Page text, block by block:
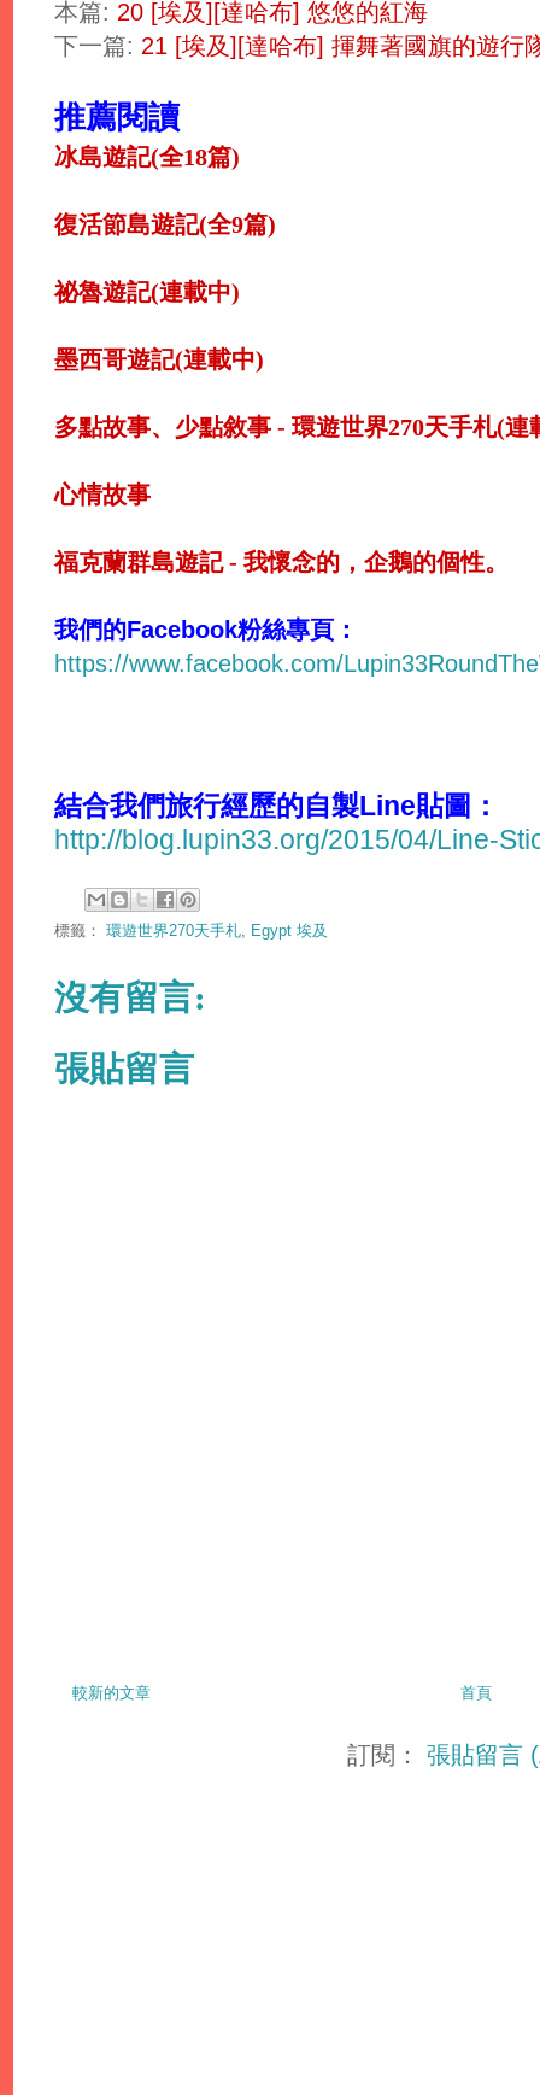
本篇: 20 [埃及][達哈布] 悠悠的紅海
下一篇: 21 [埃及][達哈布] 揮舞著國旗的遊行
推薦閱讀
冰島遊記(全18篇)
復活節島遊記(全9篇)
祕魯遊記(連載中)
墨西哥遊記(連載中)
多點故事、少點敘事 - 環遊世界270天手札(連
心情故事
福克蘭群島遊記 - 我懷念的，企鵝的個性。
我們的Facebook粉絲專頁：
https://www.facebook.com/
結合我們旅行經歷的自製Line貼圖：
http://blog.lupin33.org/2015/04/Line-
標籤： 環遊世界270天手札 Egypt 埃及
沒有留言:
張貼留言
較新的文章 首頁
訂閱：張貼留言